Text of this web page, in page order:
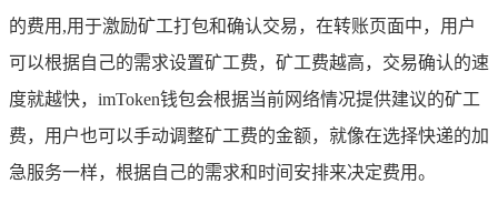
的费用,用于激励矿工打包和确认交易，在转账页面中，用户
可以根据自己的需求设置矿工费，矿工费越高，交易确认的速
度就越快，imToken钱包会根据当前网络情况提供建议的矿工
费，用户也可以手动调整矿工费的金额，就像在选择快递的加
急服务一样，根据自己的需求和时间安排来决定费用。